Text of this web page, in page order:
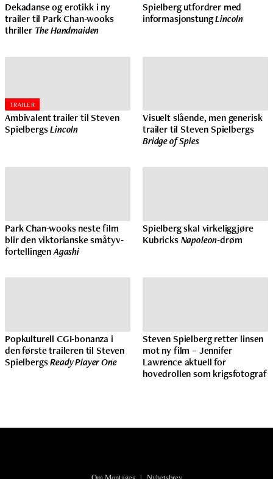
Dekadanse og erotikk i ny
trailer til Park Chan-wooks
thriller The Handmaiden
Spielberg utfordrer med
informasjonstungLincoln
TRAILER
Ambivalent trailer til Steven
SpielbergsLincoln
Visuelt slående, men generisk
trailer til Steven Spielbergs
Bridge of Spies
Park Chan-wooks neste film
blir den viktorianske småtyv-
fortellingenAgashi
Spielberg skal virkeliggjøre
KubricksNapoleon-drøm
Popkulturell CGI-bonanza i
den første traileren til Steven
SpielbergsReady Player One
Steven Spielberg retter linsen
mot ny film – Jennifer
Lawrence aktuell for
hovedrollen som krigsfotograf